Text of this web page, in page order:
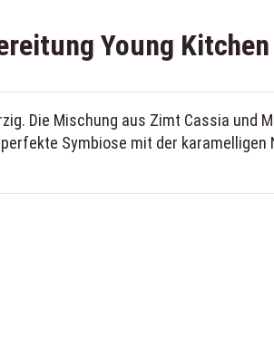
Young Kitchen
Die Mischung aus Zimt Cassia und
Symbiose mit der karamelligen